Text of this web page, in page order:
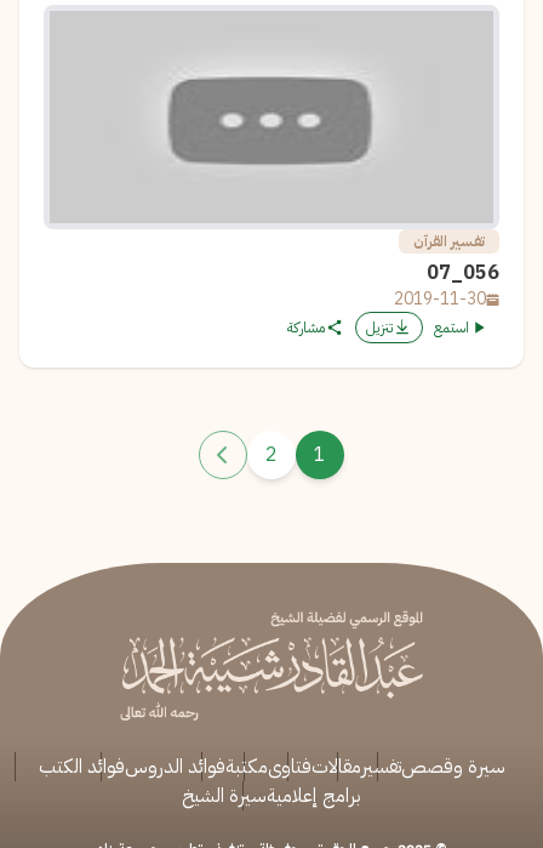
تفسير القرآن
056_07
2019-11-30
استمع تنزيل مشاركة
1
2
سيرة وقصصتفسيرمقالاتفتاوىمكتبةفوائد الدروسفوائد الكتب
برامج إعلاميةسيرة الشيخ